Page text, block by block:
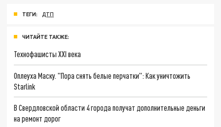
ТЕГИ: ДТП
ЧИТАЙТЕ ТАКЖЕ:
Технофашисты XXI века
Оплеуха Маску. "Пора снять белые перчатки": Как уничтожить
Starlink
В Свердловской области 4 города получат дополнительные деньги
на ремонт дорог